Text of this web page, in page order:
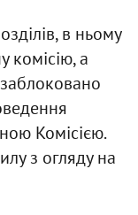
в ньому
комісію, а
Комісією.
з огляду на